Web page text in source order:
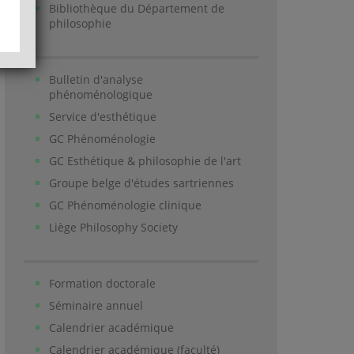
Bibliothèque du Département de
philosophie
Bulletin d'analyse
phénoménologique
Service d'esthétique
GC Phénoménologie
GC Esthétique & philosophie de l'art
Groupe belge d'études sartriennes
GC Phénoménologie clinique
Liège Philosophy Society
Formation doctorale
Séminaire annuel
Calendrier académique
Calendrier académique (faculté)